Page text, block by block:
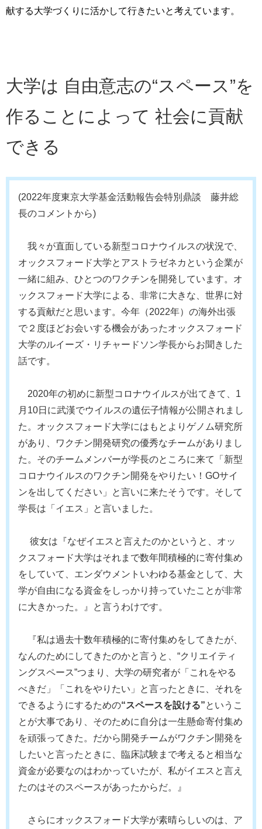
献する大学づくりに活かして行きたいと考えています。
大学は 自由意志の“スペース”を
作ることによって 社会に貢献
できる
(2022年度東京大学基金活動報告会特別鼎談 藤井総
長のコメントから)
我々が直面している新型コロナウイルスの状況で、
オックスフォード大学とアストラゼネカという企業が
一緒に組み、ひとつのワクチンを開発しています。オ
ックスフォード大学による、非常に大きな、世界に対
する貢献だと思います。今年（2022年）の海外出張
で２度ほどお会いする機会があったオックスフォード
大学のルイーズ・リチャードソン学長からお聞きした
話です。
2020年の初めに新型コロナウイルスが出てきて、1
月10日に武漢でウイルスの遺伝子情報が公開されまし
た。オックスフォード大学にはもとよりゲノム研究所
があり、ワクチン開発研究の優秀なチームがありまし
た。そのチームメンバーが学長のところに来て「新型
コロナウイルスのワクチン開発をやりたい！GOサイ
ンを出してください」と言いに来たそうです。そして
学長は「イエス」と言いました。
彼女は『なぜイエスと言えたのかというと、オッ
クスフォード大学はそれまで数年間積極的に寄付集め
をしていて、エンダウメントいわゆる基金として、大
学が自由になる資金をしっかり持っていたことが非常
に大きかった。』と言うわけです。
『私は過去十数年積極的に寄付集めをしてきたが、
なんのためにしてきたのかと言うと、“クリエイティ
ングスペース”つまり、大学の研究者が「これをやる
べきだ」「これをやりたい」と言ったときに、それを
できるようにするための“スペースを設ける”というこ
とが大事であり、そのために自分は一生懸命寄付集め
を頑張ってきた。だから開発チームがワクチン開発を
したいと言ったときに、臨床試験まで考えると相当な
資金が必要なのはわかっていたが、私がイエスと言え
たのはそのスペースがあったからだ。』
さらにオックスフォード大学が素晴らしいのは、ア